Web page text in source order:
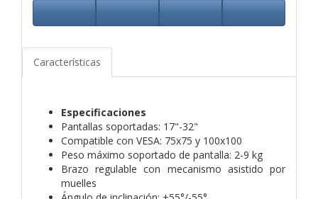
Características
Especificaciones
Pantallas soportadas: 17"-32"
Compatible con VESA: 75x75 y 100x100
Peso máximo soportado de pantalla: 2-9 kg
Brazo regulable con mecanismo asistido por
muelles